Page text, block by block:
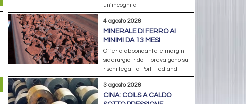
un’incognita
4 agosto 2026
MINERALE DI FERRO AI
MINIMI DA 13 MESI
Offerta abbondante e margini
siderurgici ridotti prevalgono sui
rischi legati a Port Hedland
3 agosto 2026
CINA: COILS A CALDO